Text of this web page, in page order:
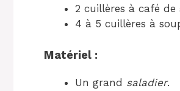
2 cuillères à café de
4 à 5 cuillères à
Matériel :
Un grand saladier.